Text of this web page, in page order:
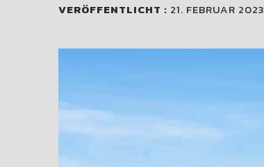
VERÖFFENTLICHT : 21. FEBRUAR 2023